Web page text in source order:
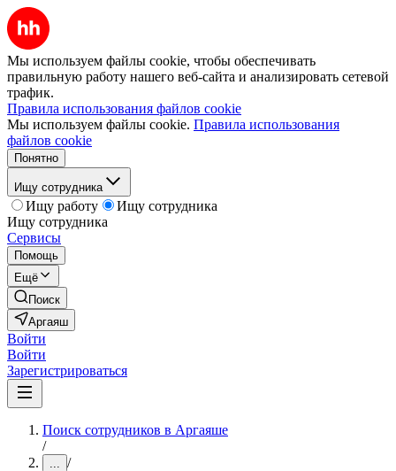
Мы используем файлы cookie, чтобы обеспечивать
правильную работу нашего веб-сайта и анализировать сетевой
трафик.
Правила использования файлов cookie
Мы используем файлы cookie. Правила использования
файлов cookie
Понятно
Ищу сотрудника
Ищу работу
Ищу сотрудника
Ищу сотрудника
Сервисы
Помощь
Ещё
Поиск
Аргаяш
Войти
Войти
Зарегистрироваться
Поиск сотрудников в Аргаяше
/
... /